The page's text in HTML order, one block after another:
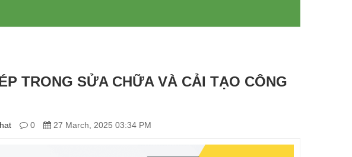
TRONG SỬA CHỮA VÀ CẢI TẠO CÔNG
0 27 March, 2025 03:34 PM